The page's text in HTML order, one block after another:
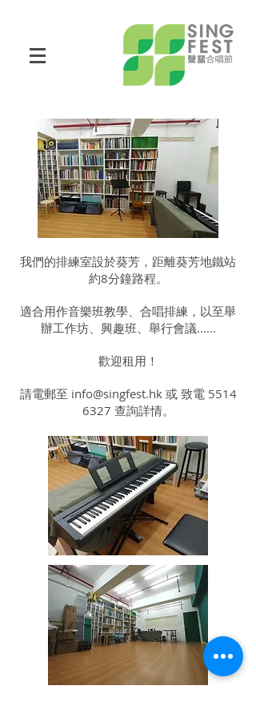
我們的排練室設於葵芳，距離葵芳地鐵站
約8分鐘路程。
適合用作音樂班教學、合唱排練，以至舉
辦工作坊、興趣班、舉行會議……
歡迎租用！
請電郵至 info@singfest.hk或 致電 5514
6327 查詢詳情。